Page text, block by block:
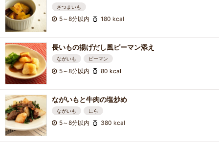
さつまいも
5～8分以内 180 kcal
長いもの揚げだし風ピーマン添え
ながいも ピーマン
5～8分以内 80 kcal
ながいもと牛肉の塩炒め
ながいも にら
5～8分以内 380 kcal